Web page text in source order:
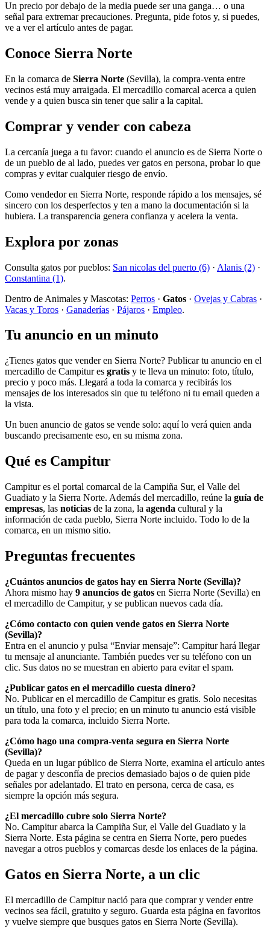
Un precio por debajo de la media puede ser una ganga… o una
señal para extremar precauciones. Pregunta, pide fotos y, si puedes,
ve a ver el artículo antes de pagar.
Conoce Sierra Norte
En la comarca de Sierra Norte (Sevilla), la compra-venta entre
vecinos está muy arraigada. El mercadillo comarcal acerca a quien
vende y a quien busca sin tener que salir a la capital.
Comprar y vender con cabeza
La cercanía juega a tu favor: cuando el anuncio es de Sierra Norte o
de un pueblo de al lado, puedes ver gatos en persona, probar lo que
compras y evitar cualquier riesgo de envío.
Como vendedor en Sierra Norte, responde rápido a los mensajes, sé
sincero con los desperfectos y ten a mano la documentación si la
hubiera. La transparencia genera confianza y acelera la venta.
Explora por zonas
Consulta gatos por pueblos: San nicolas del puerto (6) · Alanis (2) ·
Constantina (1).
Dentro de Animales y Mascotas: Perros · Gatos · Ovejas y Cabras ·
Vacas y Toros · Ganaderías · Pájaros · Empleo.
Tu anuncio en un minuto
¿Tienes gatos que vender en Sierra Norte? Publicar tu anuncio en el
mercadillo de Campitur es gratis y te lleva un minuto: foto, título,
precio y poco más. Llegará a toda la comarca y recibirás los
mensajes de los interesados sin que tu teléfono ni tu email queden a
la vista.
Un buen anuncio de gatos se vende solo: aquí lo verá quien anda
buscando precisamente eso, en su misma zona.
Qué es Campitur
Campitur es el portal comarcal de la Campiña Sur, el Valle del
Guadiato y la Sierra Norte. Además del mercadillo, reúne la guía de
empresas, las noticias de la zona, la agenda cultural y la
información de cada pueblo, Sierra Norte incluido. Todo lo de la
comarca, en un mismo sitio.
Preguntas frecuentes
¿Cuántos anuncios de gatos hay en Sierra Norte (Sevilla)?
Ahora mismo hay 9 anuncios de gatos en Sierra Norte (Sevilla) en
el mercadillo de Campitur, y se publican nuevos cada día.
¿Cómo contacto con quien vende gatos en Sierra Norte
(Sevilla)?
Entra en el anuncio y pulsa “Enviar mensaje”: Campitur hará llegar
tu mensaje al anunciante. También puedes ver su teléfono con un
clic. Sus datos no se muestran en abierto para evitar el spam.
¿Publicar gatos en el mercadillo cuesta dinero?
No. Publicar en el mercadillo de Campitur es gratis. Solo necesitas
un título, una foto y el precio; en un minuto tu anuncio está visible
para toda la comarca, incluido Sierra Norte.
¿Cómo hago una compra-venta segura en Sierra Norte
(Sevilla)?
Queda en un lugar público de Sierra Norte, examina el artículo antes
de pagar y desconfía de precios demasiado bajos o de quien pide
señales por adelantado. El trato en persona, cerca de casa, es
siempre la opción más segura.
¿El mercadillo cubre solo Sierra Norte?
No. Campitur abarca la Campiña Sur, el Valle del Guadiato y la
Sierra Norte. Esta página se centra en Sierra Norte, pero puedes
navegar a otros pueblos y comarcas desde los enlaces de la página.
Gatos en Sierra Norte, a un clic
El mercadillo de Campitur nació para que comprar y vender entre
vecinos sea fácil, gratuito y seguro. Guarda esta página en favoritos
y vuelve siempre que busques gatos en Sierra Norte (Sevilla).